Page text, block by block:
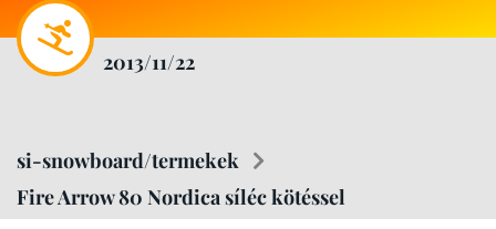
2013/11/22
si-snowboard/termekek
Fire Arrow 80 Nordica síléc kötéssel